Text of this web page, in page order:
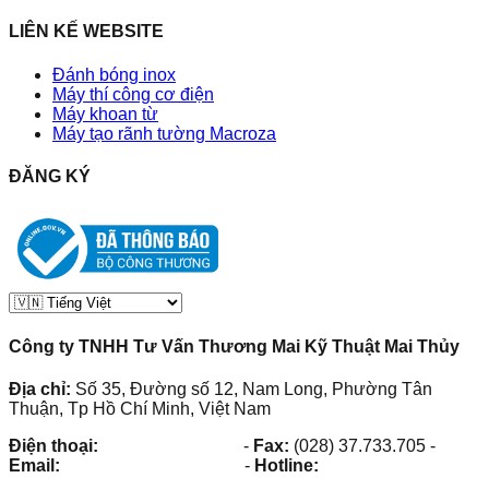
LIÊN KẾ WEBSITE
Đánh bóng inox
Máy thí công cơ điện
Máy khoan từ
Máy tạo rãnh tường Macroza
ĐĂNG KÝ
Công ty TNHH Tư Vấn Thương Mai Kỹ Thuật Mai Thủy
Địa chỉ: Số 35, Đường số 12, Nam Long, Phường Tân
Thuận, Tp Hồ Chí Minh, Việt Nam
Điện thoại:
- Fax: (028) 37.733.705 -
Email:
- Hotline: